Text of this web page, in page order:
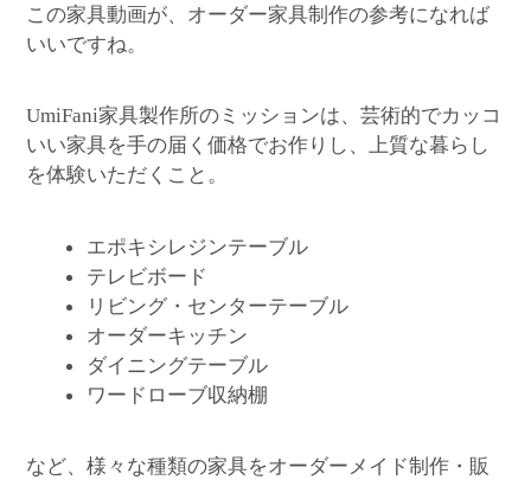
この家具動画が、オーダー家具制作の参考になれば
いいですね。
UmiFani家具製作所のミッションは、芸術的でカッコ
いい家具を手の届く価格でお作りし、上質な暮らし
を体験いただくこと。
エポキシレジンテーブル
テレビボード
リビング・センターテーブル
オーダーキッチン
ダイニングテーブル
ワードローブ収納棚
など、様々な種類の家具をオーダーメイド制作・販